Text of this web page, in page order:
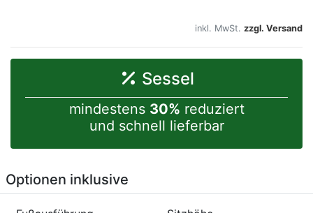
inkl. MwSt. zzgl. Versand
Sessel
mindestens 30% reduziert
und schnell lieferbar
Optionen inklusive